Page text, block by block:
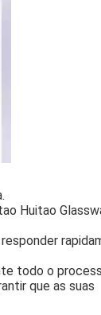
Huitao
todo o
que as suas